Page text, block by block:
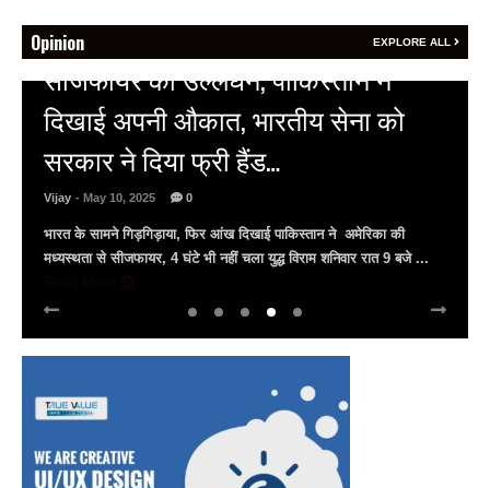
Opinion EXPLORE ALL
अल्बर्ट हॉल पर राजस्थान दिवस समारोह,
राजस्थानी लोक कलाकारों ने बांधा समां…
Vijay - March 30, 2025
अल्बर्ट हॉल पर राज्यस्तरीय सांस्कृतिक संध्या का भव्य आयोजन, उमड़ा जन
सैलाब राज्यपाल हरिभाऊ किसनराव बागडे़, मुख्यमंत्री भजनलाल शर्मा और उप